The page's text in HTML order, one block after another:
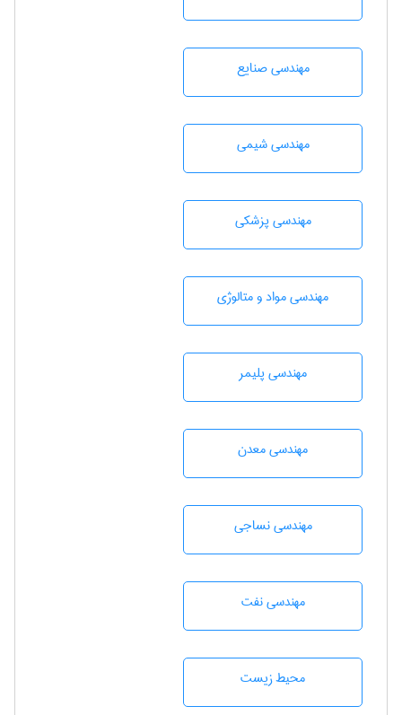
مهندسی صنايع
مهندسي شيمی
مهندسی پزشکی
مهندسی مواد و متالوژی
مهندسی پليمر
مهندسی معدن
مهندسي نساجی
مهندسی نفت
محيط زيست